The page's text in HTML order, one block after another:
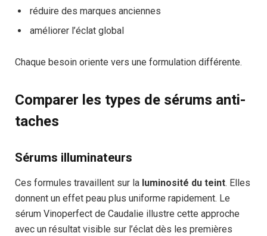
réduire des marques anciennes
améliorer l’éclat global
Chaque besoin oriente vers une formulation différente.
Comparer les types de sérums anti-
taches
Sérums illuminateurs
Ces formules travaillent sur la luminosité du teint. Elles
donnent un effet peau plus uniforme rapidement. Le
sérum Vinoperfect de Caudalie illustre cette approche
avec un résultat visible sur l’éclat dès les premières